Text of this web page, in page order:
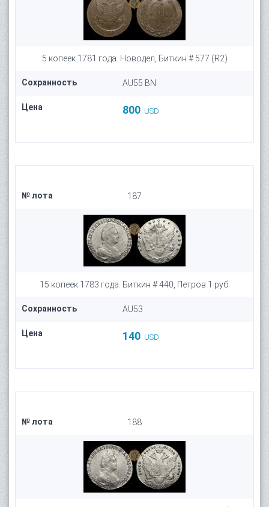
5 копеек 1781 года. Новодел, Биткин # 577 (R2)
Сохранность AU55 BN
Цена 800 USD
№ лота 187
15 копеек 1783 года. Биткин # 440, Петров 1 руб.
Сохранность AU53
Цена 140 USD
№ лота 188